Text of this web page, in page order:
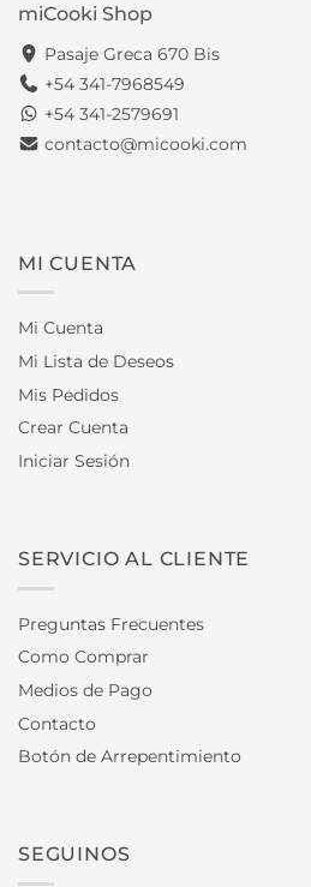
miCooki Shop
Pasaje Greca 670 Bis
+54 341-7968549
+54 341-2579691
contacto@micooki.com
MI CUENTA
Mi Cuenta
Mi Lista de Deseos
Mis Pedidos
Crear Cuenta
Iniciar Sesión
SERVICIO AL CLIENTE
Preguntas Frecuentes
Como Comprar
Medios de Pago
Contacto
Botón de Arrepentimiento
SEGUINOS